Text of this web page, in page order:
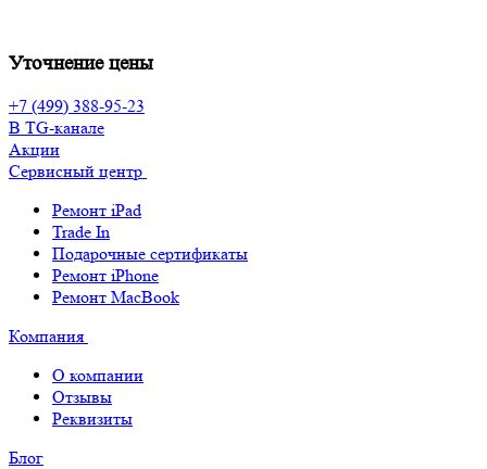
Уточнение цены
+7 (499) 388-95-23
В TG-канале
Акции
Сервисный центр
Ремонт iPad
Trade In
Подарочные сертификаты
Ремонт iPhone
Ремонт MacBook
Компания
О компании
Отзывы
Реквизиты
Блог